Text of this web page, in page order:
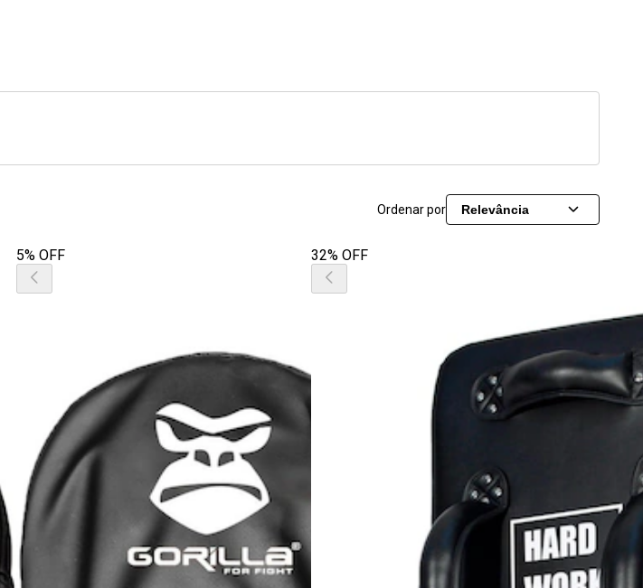
Ordenar por Relevância
5% OFF 32% OFF